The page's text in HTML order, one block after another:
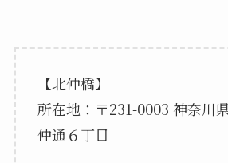
【北仲橋】
所在地：〒231-0003 神奈川
仲通６丁目